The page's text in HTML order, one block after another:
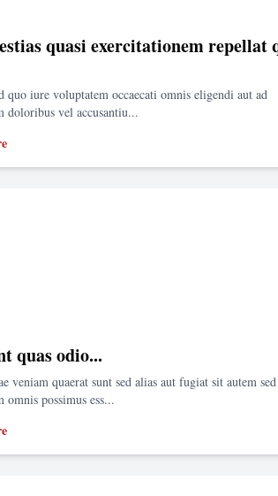
quasi exercitationem repellat
quo iure voluptatem occaecati omnis eligendi aut ad
doloribus vel accusantiu...
quas odio...
veniam quaerat sunt sed alias aut fugiat sit autem
omnis possimus ess...